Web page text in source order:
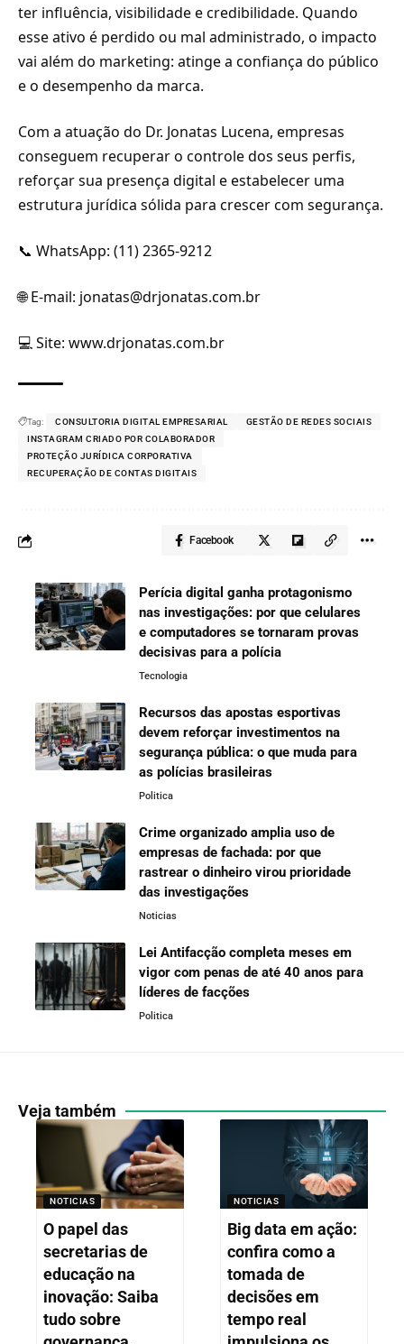
ter influência, visibilidade e credibilidade. Quando
esse ativo é perdido ou mal administrado, o impacto
vai além do marketing: atinge a confiança do público
e o desempenho da marca.
Com a atuação do Dr. Jonatas Lucena, empresas
conseguem recuperar o controle dos seus perfis,
reforçar sua presença digital e estabelecer uma
estrutura jurídica sólida para crescer com segurança.
📞 WhatsApp: (11) 2365-9212
🌐 E-mail: jonatas@drjonatas.com.br
💻 Site: www.drjonatas.com.br
Tag: CONSULTORIA DIGITAL EMPRESARIAL
GESTÃO DE REDES SOCIAIS
INSTAGRAM CRIADO POR COLABORADOR
PROTEÇÃO JURÍDICA CORPORATIVA
RECUPERAÇÃO DE CONTAS DIGITAIS
Facebook
Perícia digital ganha protagonismo
nas investigações: por que celulares
e computadores se tornaram provas
decisivas para a polícia
Tecnologia
Recursos das apostas esportivas
devem reforçar investimentos na
segurança pública: o que muda para
as polícias brasileiras
Politica
Crime organizado amplia uso de
empresas de fachada: por que
rastrear o dinheiro virou prioridade
das investigações
Noticias
Lei Antifacção completa meses em
vigor com penas de até 40 anos para
líderes de facções
Politica
Veja também
NOTICIAS
O papel das
secretarias de
educação na
inovação: Saiba
tudo sobre
NOTICIAS
Big data em ação:
confira como a
tomada de
decisões em
tempo real